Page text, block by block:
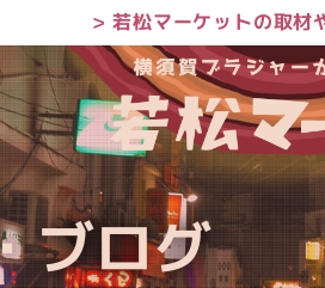
> 若松マーケットの取材
ブログ